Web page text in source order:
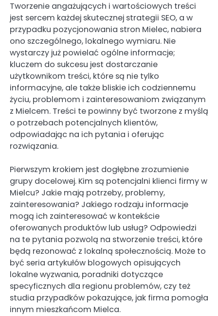
Tworzenie angażujących i wartościowych treści
jest sercem każdej skutecznej strategii SEO, a w
przypadku pozycjonowania stron Mielec, nabiera
ono szczególnego, lokalnego wymiaru. Nie
wystarczy już powielać ogólne informacje;
kluczem do sukcesu jest dostarczanie
użytkownikom treści, które są nie tylko
informacyjne, ale także bliskie ich codziennemu
życiu, problemom i zainteresowaniom związanym
z Mielcem. Treści te powinny być tworzone z myślą
o potrzebach potencjalnych klientów,
odpowiadając na ich pytania i oferując
rozwiązania.
Pierwszym krokiem jest dogłębne zrozumienie
grupy docelowej. Kim są potencjalni klienci firmy w
Mielcu? Jakie mają potrzeby, problemy,
zainteresowania? Jakiego rodzaju informacje
mogą ich zainteresować w kontekście
oferowanych produktów lub usług? Odpowiedzi
na te pytania pozwolą na stworzenie treści, które
będą rezonować z lokalną społecznością. Może to
być seria artykułów blogowych opisujących
lokalne wyzwania, poradniki dotyczące
specyficznych dla regionu problemów, czy też
studia przypadków pokazujące, jak firma pomogła
innym mieszkańcom Mielca.